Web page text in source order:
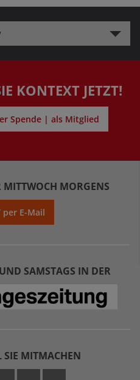
KONTEXT JETZT!
Spende | als Mitglied
MITTWOCH MORGENS
per E-Mail
SAMSTAGS IN DER
SIE MITMACHEN